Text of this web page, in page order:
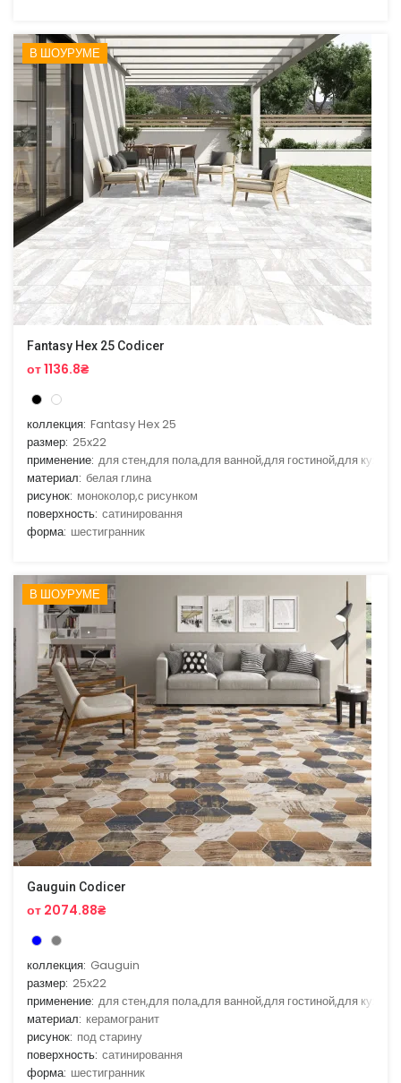
В ШОУРУМЕ
Fantasy Hex 25 Codicer
от 1136.8₴
коллекция: Fantasy Hex 25
размер: 25x22
применение: для стен,для пола,для ванной,для гостиной,для кухни
материал: белая глина
рисунок: моноколор,с рисунком
поверхность: сатинировання
форма: шестигранник
В ШОУРУМЕ
Gauguin Codicer
от 2074.88₴
коллекция: Gauguin
размер: 25x22
применение: для стен,для пола,для ванной,для гостиной,для кухни
материал: керамогранит
рисунок: под старину
поверхность: сатинировання
форма: шестигранник